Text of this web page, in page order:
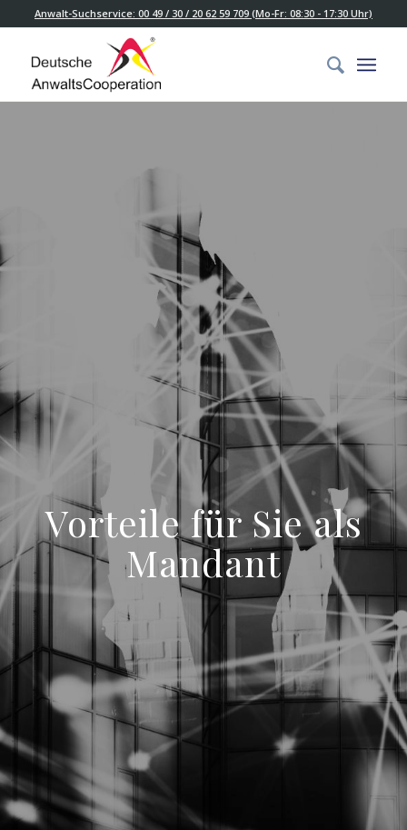
Anwalt-Suchservice: 00 49 / 30 / 20 62 59 709 (Mo-Fr: 08:30 - 17:30 Uhr)
Vorteile für Sie als
Mandant